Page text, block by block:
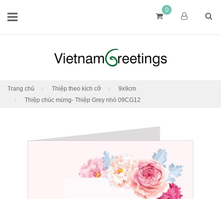
0
Trang chủ Thiệp theo kích cỡ
9x9cm
Thiệp chúc mừng- Thiệp Grey nhỏ 09CG12